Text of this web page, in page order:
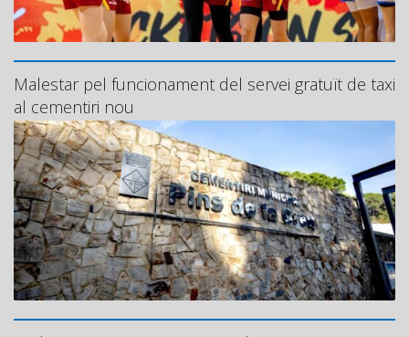
Malestar pel funcionament del servei gratuït de taxi
al cementiri nou